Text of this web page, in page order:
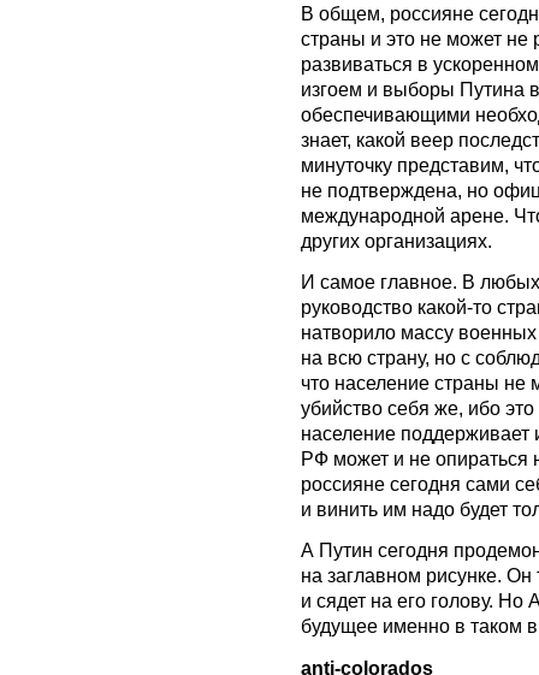
В общем, россияне
страны и это не может не
развиваться в
изгоем и выборы Путина
обеспечивающими
знает, какой веер
минуточку представим,
не подтверждена, но
международной арене.
других организациях.
И самое главное. В
руководство какой-то
натворило массу
на всю страну, но с
что население страны не
убийство себя же, ибо
население поддерживает
РФ может и не опираться
россияне сегодня сами
и винить им надо будет
А Путин сегодня
на заглавном рисунке. Он
и сядет на его голову. Но
будущее именно в таком
anti-colorados